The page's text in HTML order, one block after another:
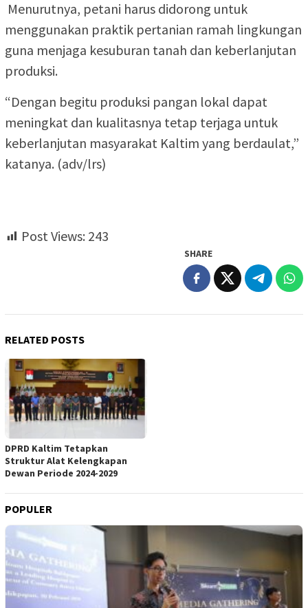
Menurutnya, petani harus didorong untuk
menggunakan praktik pertanian ramah lingkungan
guna menjaga kesuburan tanah dan keberlanjutan
produksi.
“Dengan begitu produksi pangan lokal dapat
meningkat dan kualitasnya tetap terjaga untuk
keberlanjutan masyarakat Kaltim yang berdaulat,”
katanya. (adv/lrs)
Post Views: 243
SHARE
RELATED POSTS
DPRD Kaltim Tetapkan
Struktur Alat Kelengkapan
Dewan Periode 2024-2029
POPULER